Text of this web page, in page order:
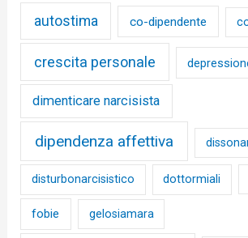
autostima co-dipendente
crescita personale
dimenticare narcisista
dipendenza affettiva
disturbonarcisistico dottormiali
fobie gelosiamara